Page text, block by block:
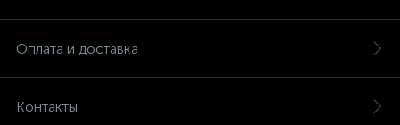
Оплата и доставка
Контакты